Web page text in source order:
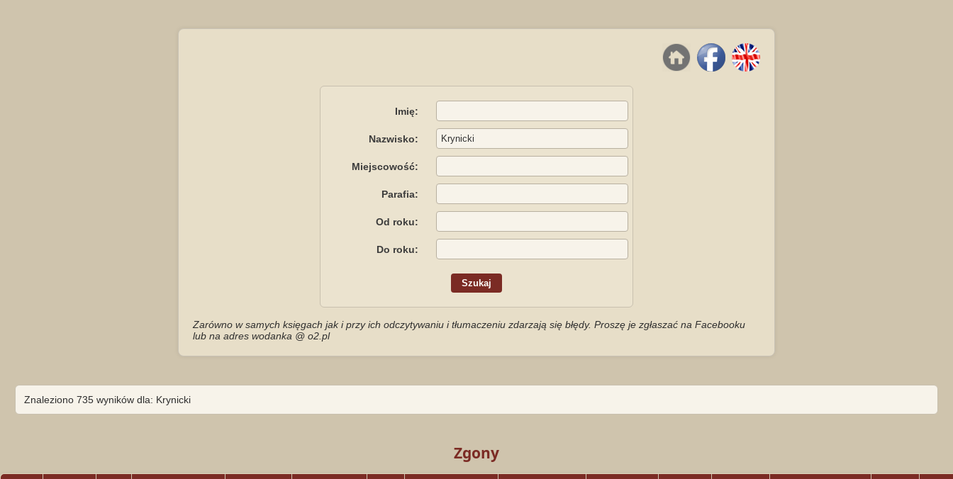
Imię:
Nazwisko:
Miejscowość:
Parafia:
Od roku:
Do roku:
Zarówno w samych księgach jak i przy ich odczytywaniu i tłumaczeniu zdarzają się błędy. Proszę je zgłaszać na Facebooku
lub na adres wodanka @ o2.pl
Znaleziono 735 wyników dla: Krynicki
Zgony